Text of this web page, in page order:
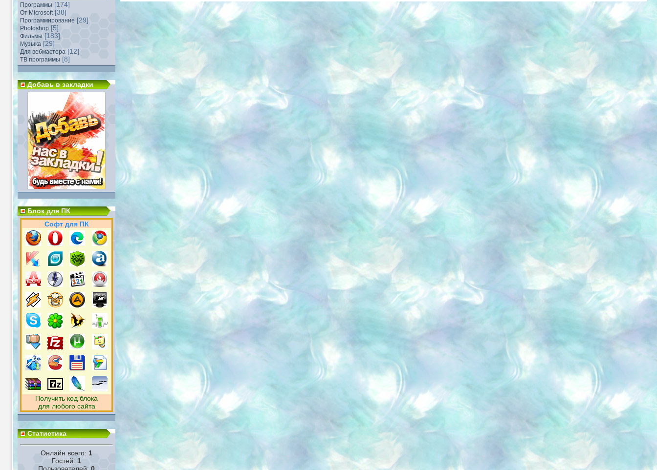
Программы [174]
От Microsoft [38]
Программирование [29]
Photoshop [5]
Фильмы [183]
Музыка [29]
Для вебмастера [12]
ТВ программы [8]
Добавь в закладки
Блок для ПК
Софт для ПК
Получить код блока
для любого сайта
Статистика
Онлайн всего: 1
Гостей: 1